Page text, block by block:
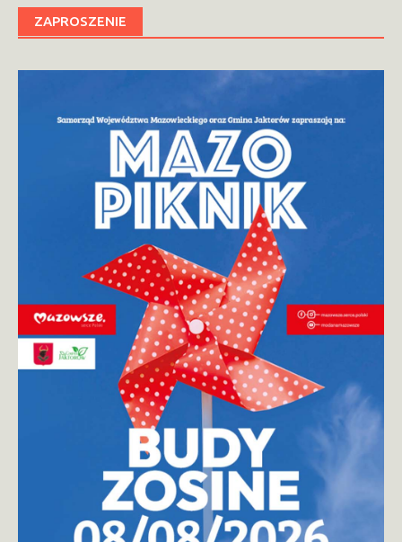
ZAPROSZENIE